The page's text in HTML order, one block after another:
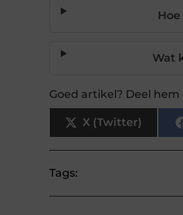
Wat
Goed artikel? Deel hem
X (Twitter)
Tags: